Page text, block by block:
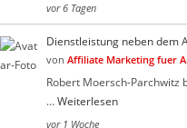
vor 6 Tagen
Dienstleistung neben dem
von Affiliate Marketing fuer
Robert Moersch-Parchwitz
…Weiterlesen
vor 1 Woche